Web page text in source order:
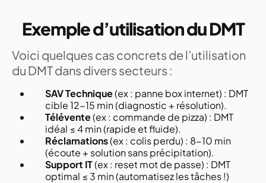
Exemple d’utilisation du DMT
Voici quelques cas concrets de l’utilisation
du DMT dans divers secteurs :
SAV Technique(ex : panne box internet) : DMT
cible 12-15 min (diagnostic + résolution).
Télévente(ex : commande de pizza) : DMT
idéal ≤ 4 min (rapide et fluide).
Réclamations(ex : colis perdu) : 8-10 min
(écoute + solution sans précipitation).
Support IT(ex : reset mot de passe) : DMT
optimal ≤ 3 min (automatisez les tâches !)